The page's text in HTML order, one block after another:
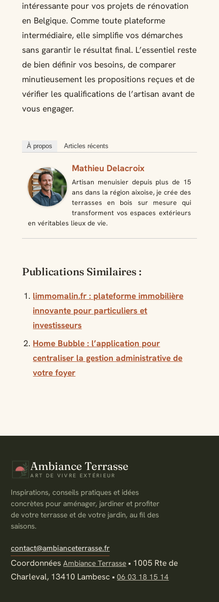
intéressante pour vos projets de rénovation
en Belgique. Comme toute plateforme
intermédiaire, elle simplifie vos démarches
sans garantir le résultat final. L’essentiel reste
de bien définir vos besoins, de comparer
minutieusement les propositions reçues et de
vérifier les qualifications de l’artisan avant de
vous engager.
À propos Articles récents
Mathieu Delacroix
Artisan menuisier depuis plus de 15
ans dans la région aixoise, je crée des
terrasses en bois sur mesure qui
transforment vos espaces extérieurs
en véritables lieux de vie.
Publications Similaires :
limmomalin.fr : plateforme immobilière
innovante pour particuliers et
investisseurs
Home Bubble : l’application pour
centraliser la gestion administrative de
votre foyer
Ambiance Terrasse
ART DE VIVRE EXTÉRIEUR
Inspirations, conseils pratiques et idées
concrètes pour aménager, jardiner et profiter
de votre terrasse et de votre jardin, au fil des
saisons.
contact@ambianceterrasse.fr
Coordonnées Ambiance Terrasse • 1005 Rte de
Charleval, 13410 Lambesc •06 03 18 15 14